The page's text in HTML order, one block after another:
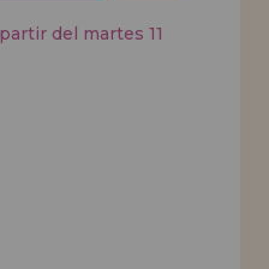
del martes 11